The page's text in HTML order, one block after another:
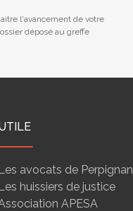
l'avancement de votre
déposé au greffe
Les avocats de Perpignan
Les huissiers de justice
APESA